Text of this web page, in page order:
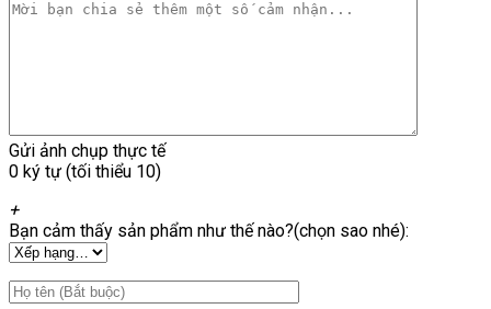
Gửi ảnh chụp thực tế
0 ký tự (tối thiểu 10)
+
Bạn cảm thấy sản phẩm như thế nào?(chọn sao nhé):